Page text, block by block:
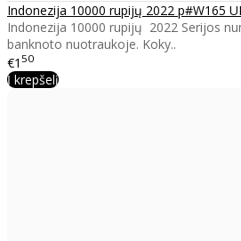
Indonezija 10000 rupijų 2022 p#W165
Indonezija 10000 rupijų 2022 Serijos
banknoto nuotraukoje. Koky..
€1 50
Į krepšelį